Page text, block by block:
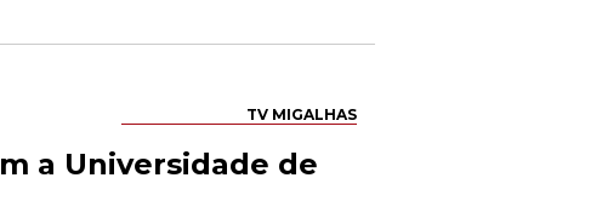
TV MIGALHAS
a Universidade de